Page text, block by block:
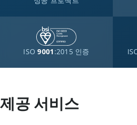
ISO9001 :2015 인증
제공 서비스